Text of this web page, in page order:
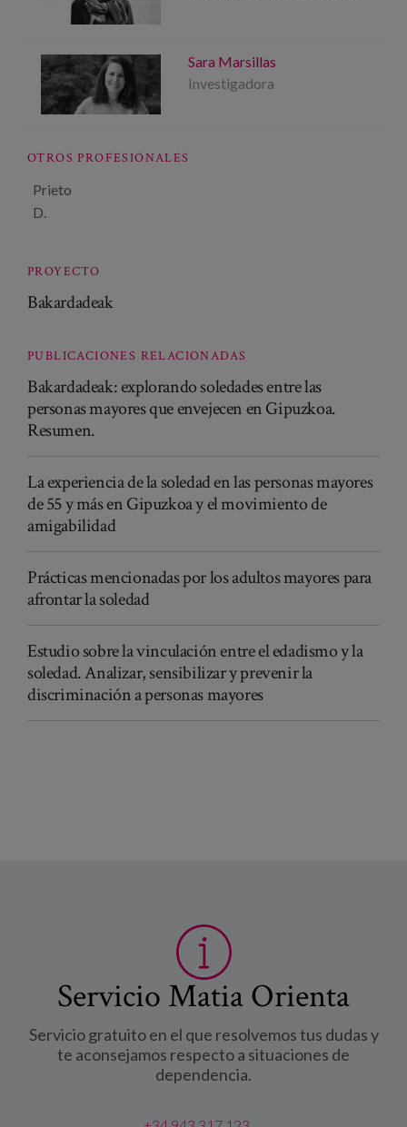
Sara Marsillas
Investigadora
OTROS PROFESIONALES
Prieto
D.
PROYECTO
Bakardadeak
PUBLICACIONES RELACIONADAS
Bakardadeak: explorando soledades entre las
personas mayores que envejecen en Gipuzkoa.
Resumen.
La experiencia de la soledad en las personas mayores
de 55 y más en Gipuzkoa y el movimiento de
amigabilidad
Prácticas mencionadas por los adultos mayores para
afrontar la soledad
Estudio sobre la vinculación entre el edadismo y la
soledad. Analizar, sensibilizar y prevenir la
discriminación a personas mayores
Servicio Matia Orienta
Servicio gratuito en el que resolvemos tus dudas y
te aconsejamos respecto a situaciones de
dependencia.